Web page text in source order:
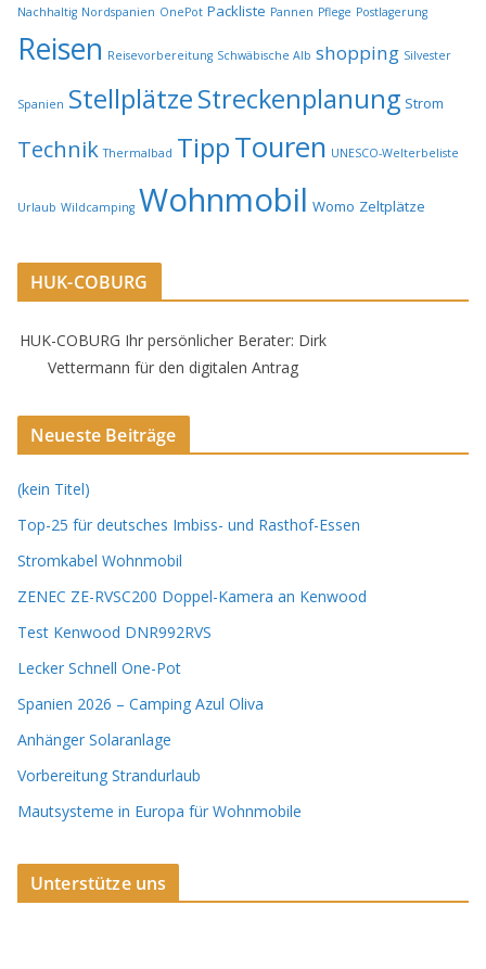
Nachhaltig Nordspanien OnePot Packliste Pannen Pflege Postlagerung
Reisen Reisevorbereitung Schwäbische Alb shopping Silvester
Spanien StellplätzeStreckenplanung Strom
Technik Thermalbad TippTouren UNESCO-Welterbeliste
Urlaub Wildcamping Wohnmobil Womo Zeltplätze
HUK-COBURG
HUK-COBURG Ihr persönlicher Berater: Dirk
Vettermann für den digitalen Antrag
Neueste Beiträge
(kein Titel)
Top-25 für deutsches Imbiss- und Rasthof-Essen
Stromkabel Wohnmobil
ZENEC ZE-RVSC200 Doppel-Kamera an Kenwood
Test Kenwood DNR992RVS
Lecker Schnell One-Pot
Spanien 2026 – Camping Azul Oliva
Anhänger Solaranlage
Vorbereitung Strandurlaub
Mautsysteme in Europa für Wohnmobile
Unterstütze uns